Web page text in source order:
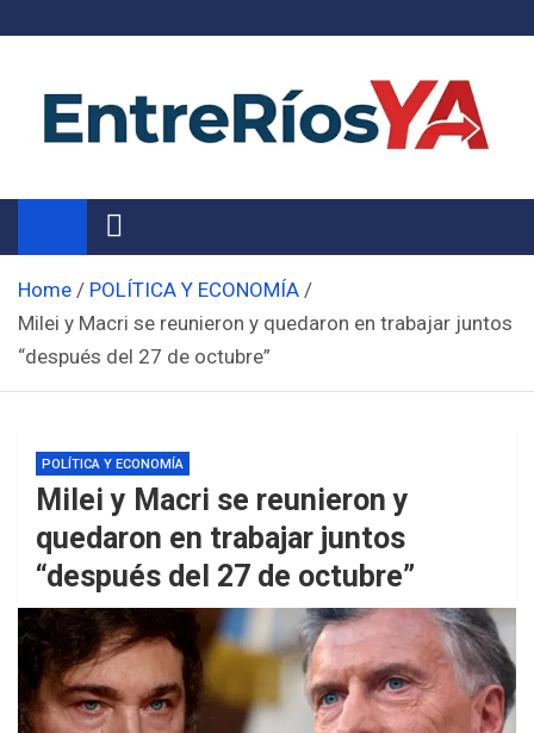
Noticias de Entre Ríos
Información de toda la provincia ahora
Home
POLÍTICA Y ECONOMÍA
Milei y Macri se reunieron y quedaron en trabajar juntos
“después del 27 de octubre”
POLÍTICA Y ECONOMÍA
Milei y Macri se reunieron y
quedaron en trabajar juntos
“después del 27 de octubre”